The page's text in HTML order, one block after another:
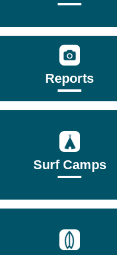
Reports
Surf Camps